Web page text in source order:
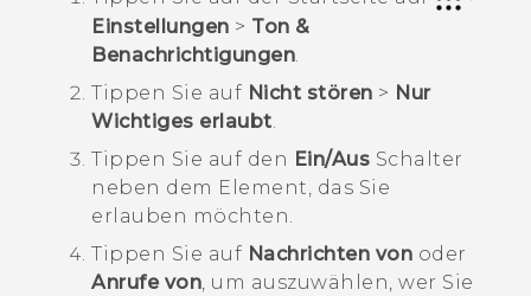
Einstellungen > Ton &
Benachrichtigungen.
Tippen Sie auf Nicht stören > Nur
Wichtiges erlaubt.
Tippen Sie auf den Ein/Aus Schalter
neben dem Element, das Sie
erlauben möchten.
Tippen Sie auf Nachrichten von oder
Anrufe von, um auszuwählen, wer Sie